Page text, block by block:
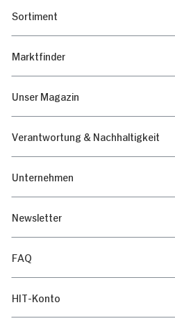
Sortiment
Marktfinder
Unser Magazin
Verantwortung & Nachhaltigkeit
Unternehmen
Newsletter
FAQ
HIT-Konto